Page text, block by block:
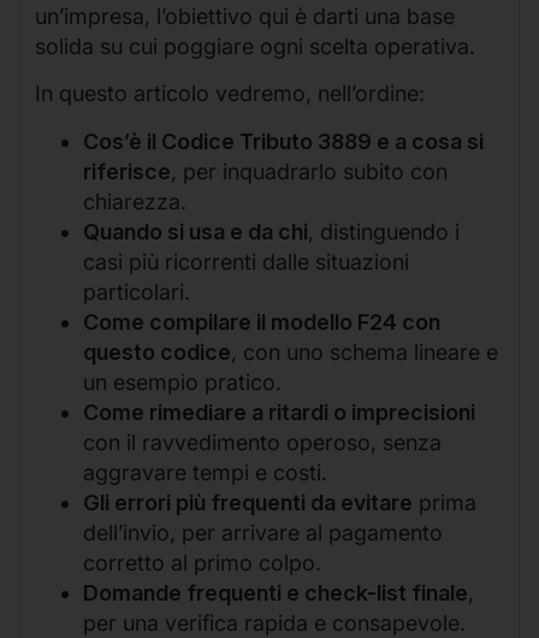
un’impresa, l’obiettivo qui è darti una base
solida su cui poggiare ogni scelta operativa.
In questo articolo vedremo, nell’ordine:
Cos’è il Codice Tributo 3889 e a cosa si
riferisce, per inquadrarlo subito con
chiarezza.
Quando si usa e da chi, distinguendo i
casi più ricorrenti dalle situazioni
particolari.
Come compilare il modello F24 con
questo codice, con uno schema lineare e
un esempio pratico.
Come rimediare a ritardi o imprecisioni
con il ravvedimento operoso, senza
aggravare tempi e costi.
Gli errori più frequenti da evitare prima
dell’invio, per arrivare al pagamento
corretto al primo colpo.
Domande frequenti e check-list finale,
per una verifica rapida e consapevole.